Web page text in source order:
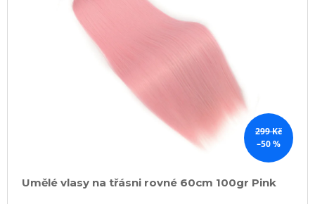
299 Kč
–50 %
Umělé vlasy na třásni rovné 60cm 100gr Pink